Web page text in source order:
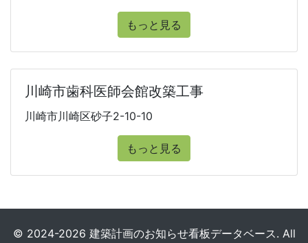
もっと見る
川崎市歯科医師会館改築工事
川崎市川崎区砂子2-10-10
もっと見る
© 2024-2026 建築計画のお知らせ看板データベース. All